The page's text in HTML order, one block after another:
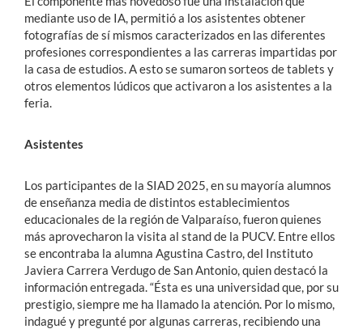
mediante uso de IA, permitió a los asistentes obtener
fotografías de sí mismos caracterizados en las diferentes
profesiones correspondientes a las carreras impartidas por
la casa de estudios. A esto se sumaron sorteos de tablets y
otros elementos lúdicos que activaron a los asistentes a la
feria.
Asistentes
Los participantes de la SIAD 2025, en su mayoría alumnos
de enseñanza media de distintos establecimientos
educacionales de la región de Valparaíso, fueron quienes
más aprovecharon la visita al stand de la PUCV. Entre ellos
se encontraba la alumna Agustina Castro, del Instituto
Javiera Carrera Verdugo de San Antonio, quien destacó la
información entregada. “Ésta es una universidad que, por su
prestigio, siempre me ha llamado la atención. Por lo mismo,
indagué y pregunté por algunas carreras, recibiendo una